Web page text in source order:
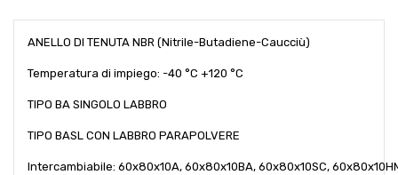
ANELLO DI TENUTA NBR (Nitrile-Butadiene-Caucciù)
Temperatura di impiego: -40 °C +120 °C
TIPO BA SINGOLO LABBRO
TIPO BASL CON LABBRO PARAPOLVERE
Intercambiabile: 60x80x10A, 60x80x10BA, 60x80x10SC,